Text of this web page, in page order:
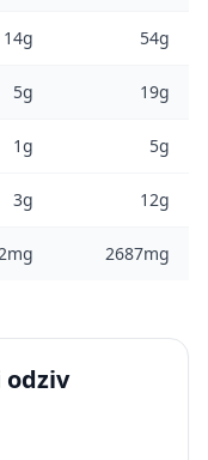
14g 54g
5g 19g
1g 5g
3g 12g
2687mg